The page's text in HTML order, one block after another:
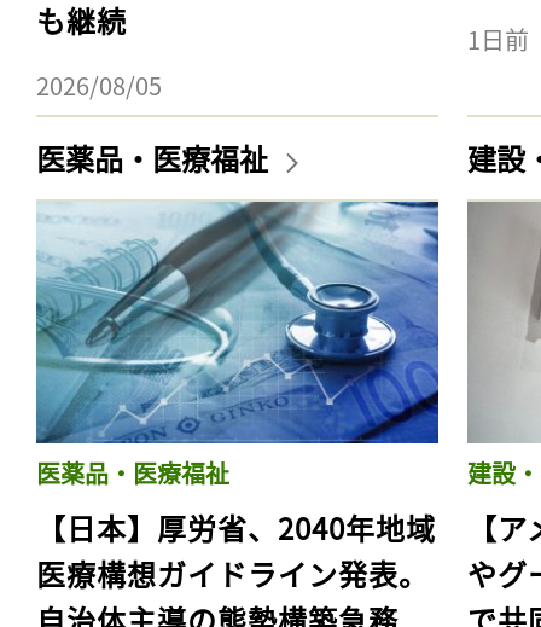
も継続
2026/08/05
1日前
医薬品・医療福祉
医薬品・医療福祉
【日本】厚労省、2040年地域
医療構想ガイドライン発表。
建設
建設
【
やグ